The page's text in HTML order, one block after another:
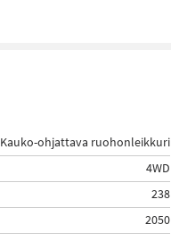
Kauko-ohjattava ruohonleikkuri
4WD
238
2050